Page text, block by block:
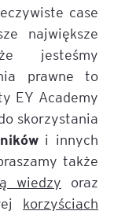
case
największe
jesteśmy
prawne to
EY Academy
skorzystania
i innych
także
wiedzy oraz
korzyściach